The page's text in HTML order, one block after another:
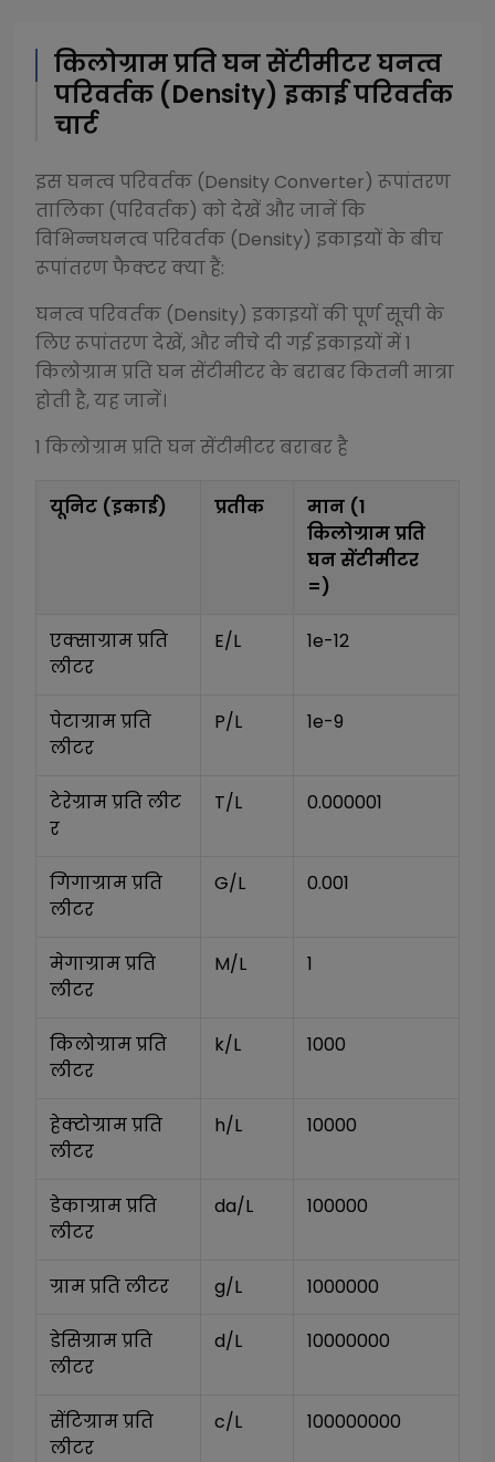
किलोग्राम प्रति घन सेंटीमीटरघनत्व
परिवर्तक (Density) इकाई परिवर्तक
चार्ट
इसघनत्व परिवर्तक (Density Converter) रूपांतरण
तालिका (परिवर्तक) को देखें और जानें कि
विभिन्नघनत्व परिवर्तक (Density) इकाइयों के बीच
रूपांतरण फैक्टर क्या हैं:
घनत्व परिवर्तक (Density) इकाइयों की पूर्ण सूची के
लिए रूपांतरण देखें, और नीचे दी गई इकाइयों में 1
किलोग्राम प्रति घन सेंटीमीटरके बराबर कितनी मात्रा
होती है, यह जानें।
1 किलोग्राम प्रति घन सेंटीमीटरबराबर है
यूनिट (इकाई) प्रतीक
मान (1
किलोग्राम प्रति
घन सेंटीमीटर
=)
एक्साग्राम प्रति
लीटर
E/L 1e-12
पेटाग्राम प्रति
लीटर
P/L 1e-9
टेरेग्राम प्रति लीट
र
T/L 0.000001
गिगाग्राम प्रति
लीटर
G/L 0.001
मेगाग्राम प्रति
लीटर
M/L 1
किलोग्राम प्रति
लीटर
k/L 1000
हेक्टोग्राम प्रति
लीटर
h/L 10000
डेकाग्राम प्रति
लीटर
da/L 100000
ग्राम प्रति लीटर g/L 1000000
डेसिग्राम प्रति
लीटर
d/L 10000000
सेंटिग्राम प्रति
लीटर
c/L 100000000